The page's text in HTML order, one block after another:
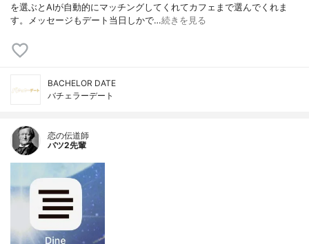
を選ぶとAIが自動的にマッチングしてくれてカフェまで選んでくれま
す。メッセージもデート当日しかで…続きを見る
BACHELOR DATE
バチェラーデート
恋の伝道師
バツ2先輩